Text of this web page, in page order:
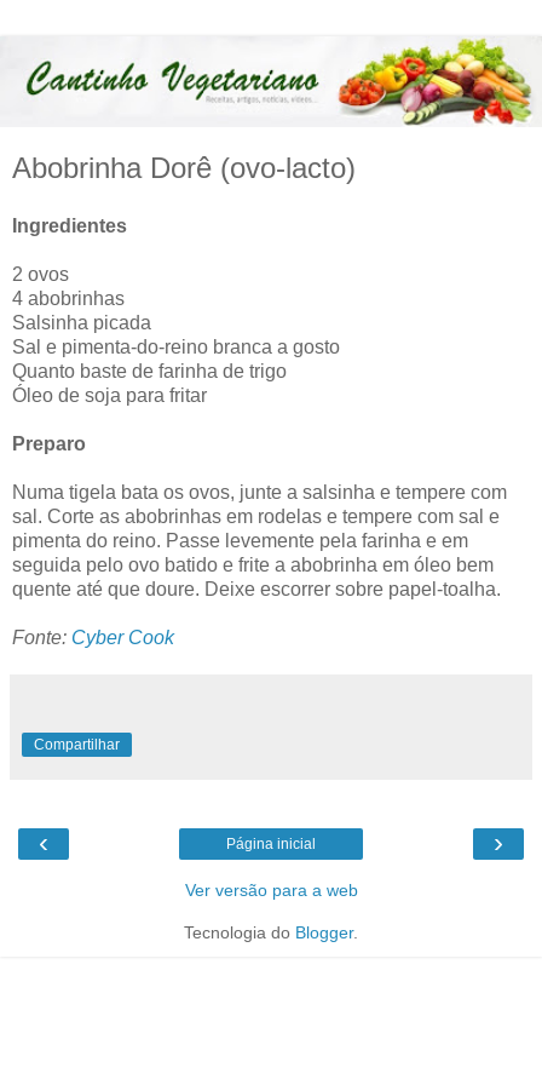
Abobrinha Dorê (ovo-lacto)
Ingredientes
2 ovos
4 abobrinhas
Salsinha picada
Sal e pimenta-do-reino branca a gosto
Quanto baste de farinha de trigo
Óleo de soja para fritar
Preparo
Numa tigela bata os ovos, junte a salsinha e tempere com
sal. Corte as abobrinhas em rodelas e tempere com sal e
pimenta do reino. Passe levemente pela farinha e em
seguida pelo ovo batido e frite a abobrinha em óleo bem
quente até que doure. Deixe escorrer sobre papel-toalha.
Fonte: Cyber Cook
Compartilhar
‹ ›
Página inicial
Ver versão para a web
Tecnologia do Blogger.